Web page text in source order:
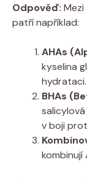
Odpověď:
patří například:
AHAs
kyselina
hydrataci.
BHAs
v boji⁢
kombinují